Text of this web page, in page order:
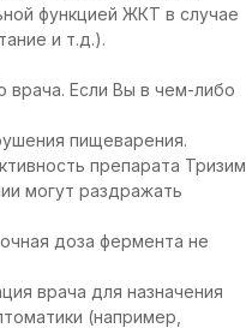
функцией ЖКТ в случае
и т.д.).
врача. Если Вы в чем-либо
пищеварения.
препарата Тризим
могут раздражать
доза фермента не
врача для назначения
(например,